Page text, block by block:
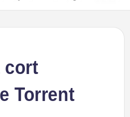
cort
Torrent